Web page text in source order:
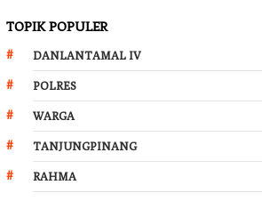
TOPIK POPULER
DANLANTAMAL IV
POLRES
WARGA
TANJUNGPINANG
RAHMA